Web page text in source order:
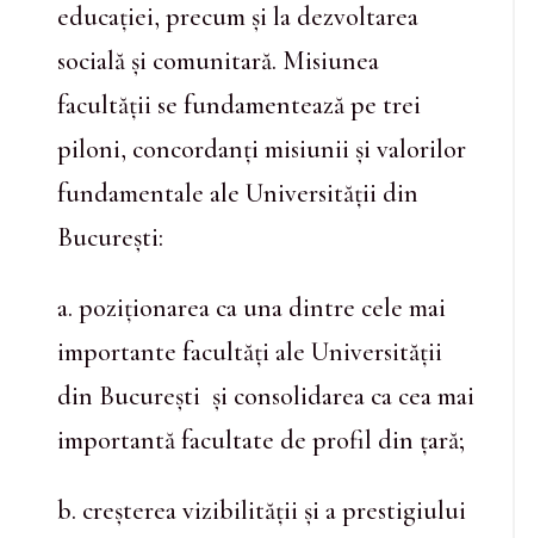
educației, precum și la dezvoltarea
socială și comunitară. Misiunea
facultății se fundamentează pe trei
piloni, concordanți misiunii și valorilor
fundamentale ale Universității din
București:
a. poziționarea ca una dintre cele mai
importante facultăți ale Universității
din București și consolidarea ca cea mai
importantă facultate de profil din țară;
b. creșterea vizibilității și a prestigiului